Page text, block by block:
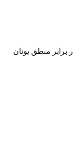
برابر منطق یونان